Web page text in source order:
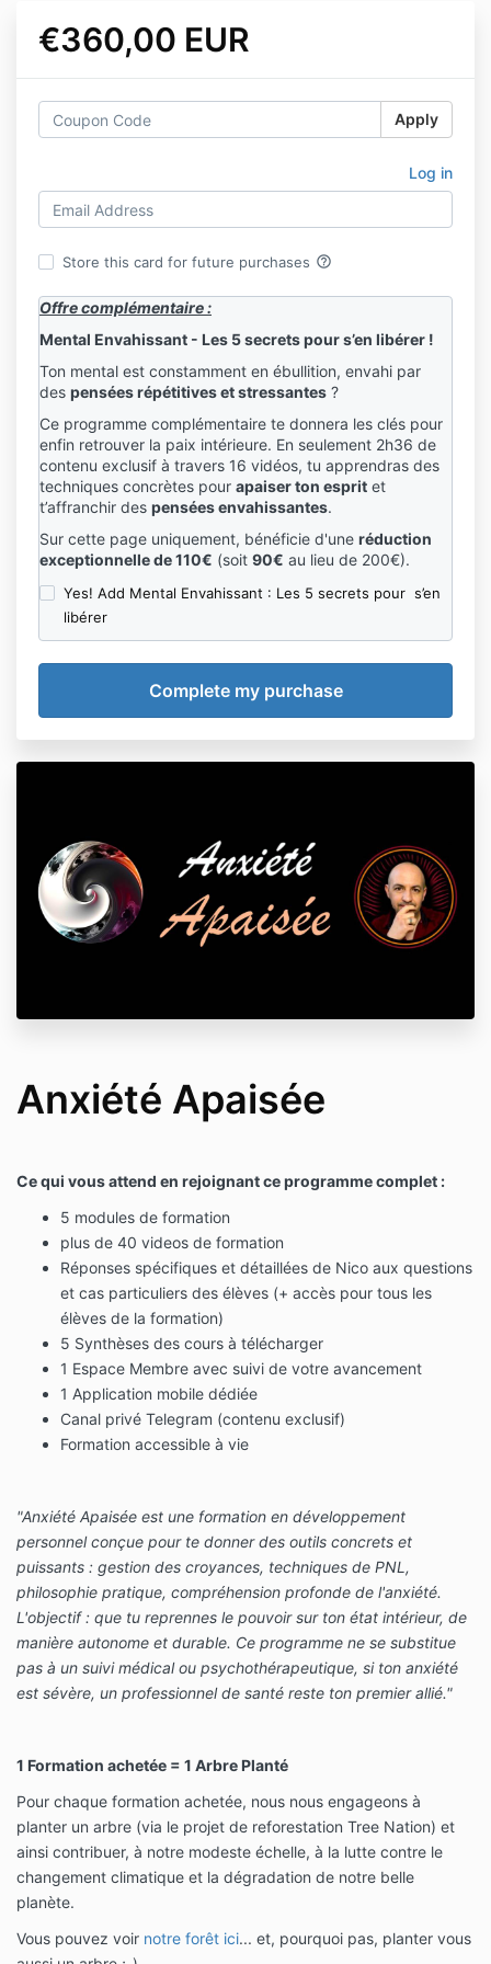
€360,00 EUR
Apply
Log in
Store this card for future purchases help_outline
Offre complémentaire :
Mental Envahissant - Les 5 secrets pour s’en libérer !
Ton mental est constamment en ébullition, envahi par
des pensées répétitives et stressantes ?
Ce programme complémentaire te donnera les clés pour
enfin retrouver la paix intérieure. En seulement 2h36 de
contenu exclusif à travers 16 vidéos, tu apprendras des
techniques concrètes pour apaiser ton esprit et
t’affranchir des pensées envahissantes.
Sur cette page uniquement, bénéficie d'une réduction
exceptionnelle de 110€ (soit 90€ au lieu de 200€).
Yes! Add Mental Envahissant : Les 5 secrets pour s’en
libérer
Anxiété Apaisée
Ce qui vous attend en rejoignant ce programme complet :
5 modules de formation
plus de 40 videos de formation
Réponses spécifiques et détaillées de Nico aux questions
et cas particuliers des élèves (+ accès pour tous les
élèves de la formation)
5 Synthèses des cours à télécharger
1 Espace Membre avec suivi de votre avancement
1 Application mobile dédiée
Canal privé Telegram (contenu exclusif)
Formation accessible à vie
"Anxiété Apaisée est une formation en développement
personnel conçue pour te donner des outils concrets et
puissants : gestion des croyances, techniques de PNL,
philosophie pratique, compréhension profonde de l'anxiété.
L'objectif : que tu reprennes le pouvoir sur ton état intérieur, de
manière autonome et durable. Ce programme ne se substitue
pas à un suivi médical ou psychothérapeutique, si ton anxiété
est sévère, un professionnel de santé reste ton premier allié."
1 Formation achetée = 1 Arbre Planté
Pour chaque formation achetée, nous nous engageons à
planter un arbre (via le projet de reforestation Tree Nation) et
ainsi contribuer, à notre modeste échelle, à la lutte contre le
changement climatique et la dégradation de notre belle
planète.
Vous pouvez voir notre forêt ici... et, pourquoi pas, planter vous